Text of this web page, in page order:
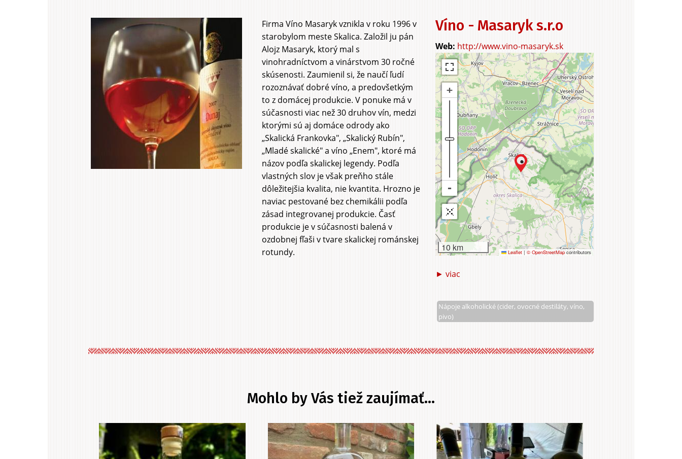
Primárne
karty
Firma Víno Masaryk vznikla v roku 1996 v
starobylom meste Skalica. Založil ju pán
Alojz Masaryk, ktorý mal s
vinohradníctvom a vinárstvom 30 ročné
skúsenosti. Zaumienil si, že naučí ľudí
rozoznávať dobré víno, a predovšetkým
to z domácej produkcie. V ponuke má v
súčasnosti viac než 30 druhov vín, medzi
ktorými sú aj domáce odrody ako
„Skalická Frankovka", „Skalický Rubín",
„Mladé skalické" a víno „Enem", ktoré má
názov podľa skalickej legendy. Podľa
vlastných slov je však preňho stále
dôležitejšia kvalita, nie kvantita. Hrozno je
naviac pestované bez chemikálii podľa
zásad integrovanej produkcie. Časť
produkcie je v súčasnosti balená v
ozdobnej fľaši v tvare skalickej románskej
rotundy.
Víno - Masaryk s.r.o
http://www.vino-masaryk.sk
10 km Leaflet | © OpenStreetMap contributors
► viac
Masaryk
s.r.o
Nápoje alkoholické (cider, ovocné destiláty, víno,
pivo)
Mohlo by Vás tiež zaujímať...